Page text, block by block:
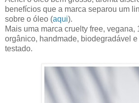
benefícios que a marca separou um
sobre o óleo (aqui).
Mais uma marca cruelty free, vegana,
orgânico, handmade, biodegradável
testado.